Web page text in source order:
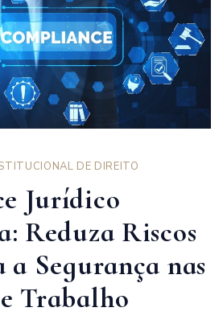
DE DIREITO
Jurídico
Reduza Riscos
a Segurança nas
Trabalho